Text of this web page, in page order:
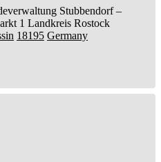
Stubbendorf –
1 Landkreis Rostock
18195 Germany